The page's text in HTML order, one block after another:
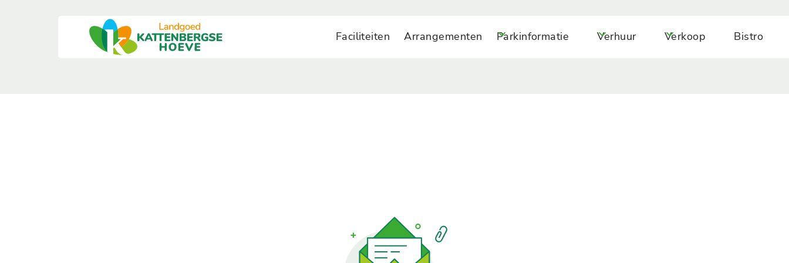
Faciliteiten Arrangementen Parkinformatie Verhuur Verkoop Bistro